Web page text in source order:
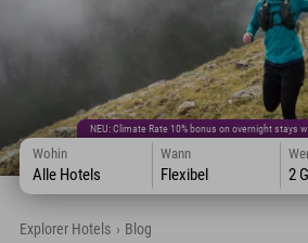
NEU: Climate Rate 10% bonus on overnight stays
Wohin
Alle Hotels
Wann
Flexibel 2
Explorer Hotels › Blog